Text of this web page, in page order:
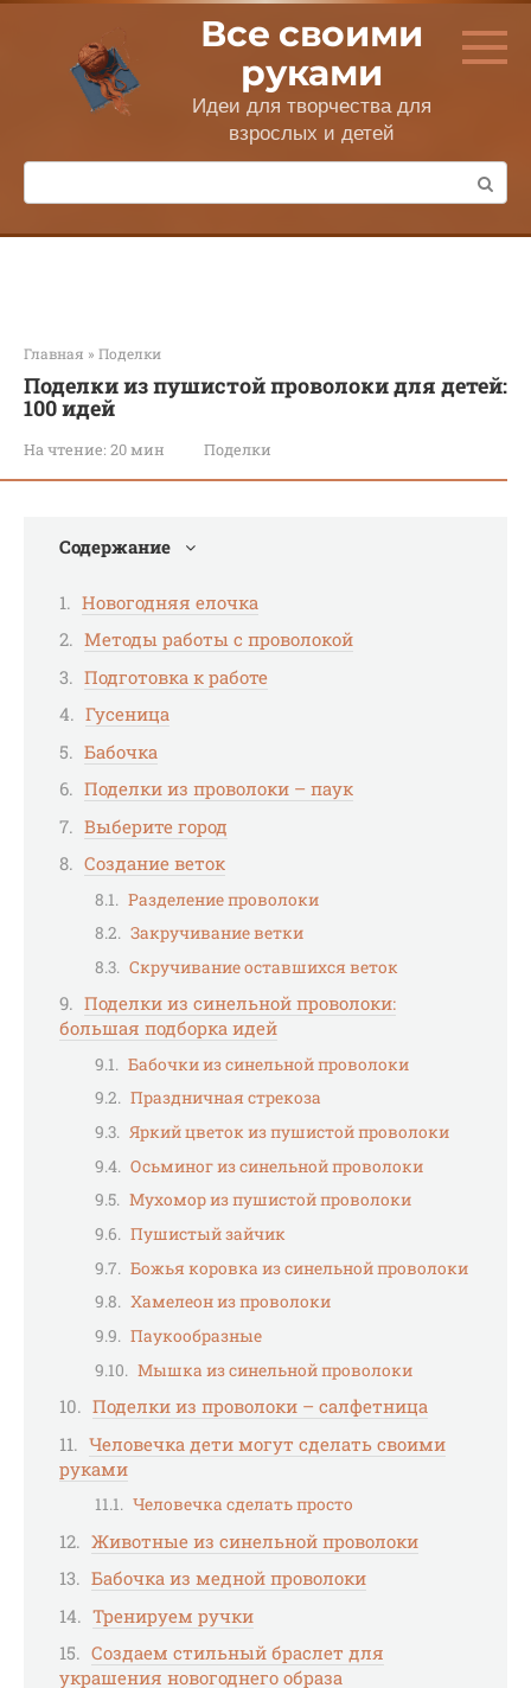
Перейти
контенту
Все своими
руками
Идеи для творчества для
взрослых и детей
Поиск:
Главная » Поделки
Поделки из пушистой проволоки для детей:
100 идей
На чтение: 20 мин Поделки
Содержание
Новогодняя елочка
Методы работы с проволокой
Подготовка к работе
Гусеница
Бабочка
Поделки из проволоки – паук
Выберите город
Создание веток
Разделение проволоки
Закручивание ветки
Скручивание оставшихся веток
Поделки из синельной проволоки:
большая подборка идей
Бабочки из синельной проволоки
Праздничная стрекоза
Яркий цветок из пушистой проволоки
Осьминог из синельной проволоки
Мухомор из пушистой проволоки
Пушистый зайчик
Божья коровка из синельной проволоки
Хамелеон из проволоки
Паукообразные
Мышка из синельной проволоки
Поделки из проволоки – салфетница
Человечка дети могут сделать своими
руками
Человечка сделать просто
Животные из синельной проволоки
Бабочка из медной проволоки
Тренируем ручки
Создаем стильный браслет для
украшения новогоднего образа